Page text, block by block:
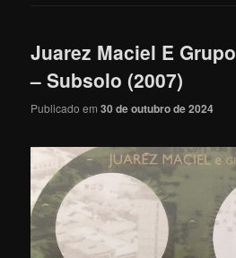
Juarez Maciel E
– Subsolo (2007)
Publicado em30 de outubro de 2024